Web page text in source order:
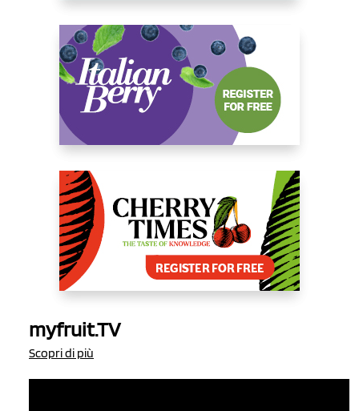
myfruit.TV
Scopri di più